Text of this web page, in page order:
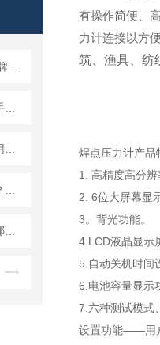
有操作简便、
力计连接以方
筑、渔具、纺
焊点压力计产品
1. 高精度高分辨
2. 6位大屏幕显
3。背光功能。
4.LCD液晶显示
5.自动关机时间
6.电池容量显示
7.六种测试模式
设置功能——用